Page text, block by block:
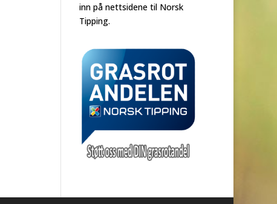
inn på nettsidene til Norsk
Tipping.